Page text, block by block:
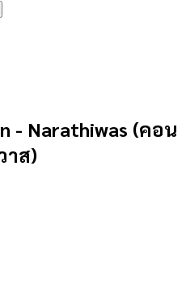
- Narathiwas (คอน
าส)